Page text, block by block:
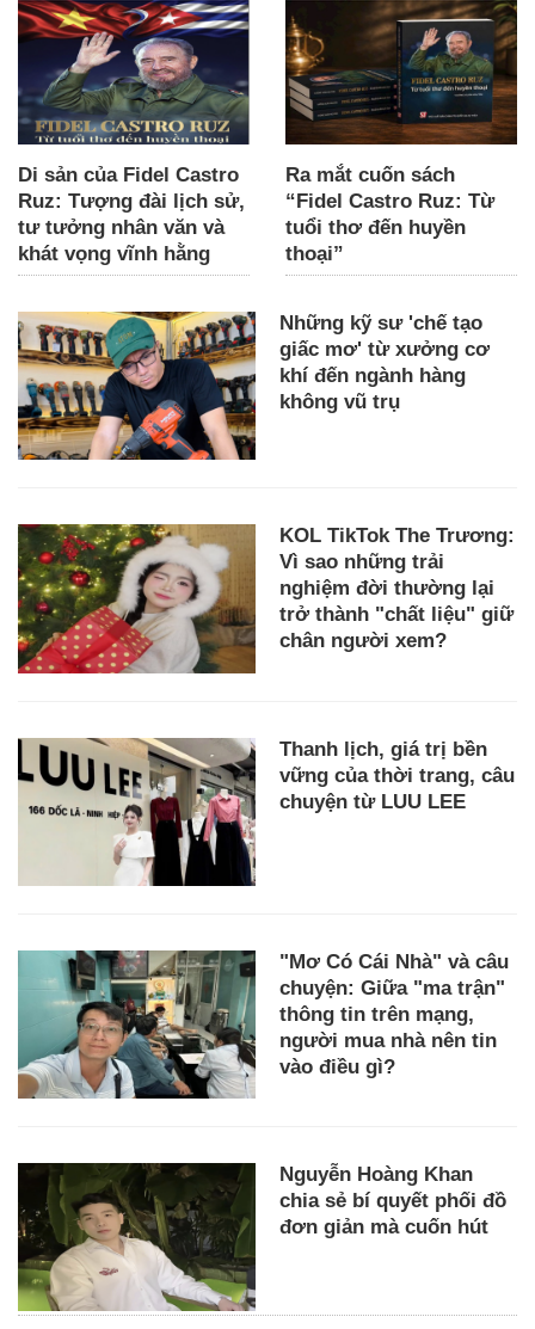
Di sản của Fidel Castro
Ruz: Tượng đài lịch sử,
tư tưởng nhân văn và
khát vọng vĩnh hằng
Ra mắt cuốn sách
“Fidel Castro Ruz: Từ
tuổi thơ đến huyền
thoại”
Những kỹ sư 'chế tạo
giấc mơ' từ xưởng cơ
khí đến ngành hàng
không vũ trụ
KOL TikTok The Trương:
Vì sao những trải
nghiệm đời thường lại
trở thành "chất liệu" giữ
chân người xem?
Thanh lịch, giá trị bền
vững của thời trang, câu
chuyện từ LUU LEE
"Mơ Có Cái Nhà" và câu
chuyện: Giữa "ma trận"
thông tin trên mạng,
người mua nhà nên tin
vào điều gì?
Nguyễn Hoàng Khan
chia sẻ bí quyết phối đồ
đơn giản mà cuốn hút